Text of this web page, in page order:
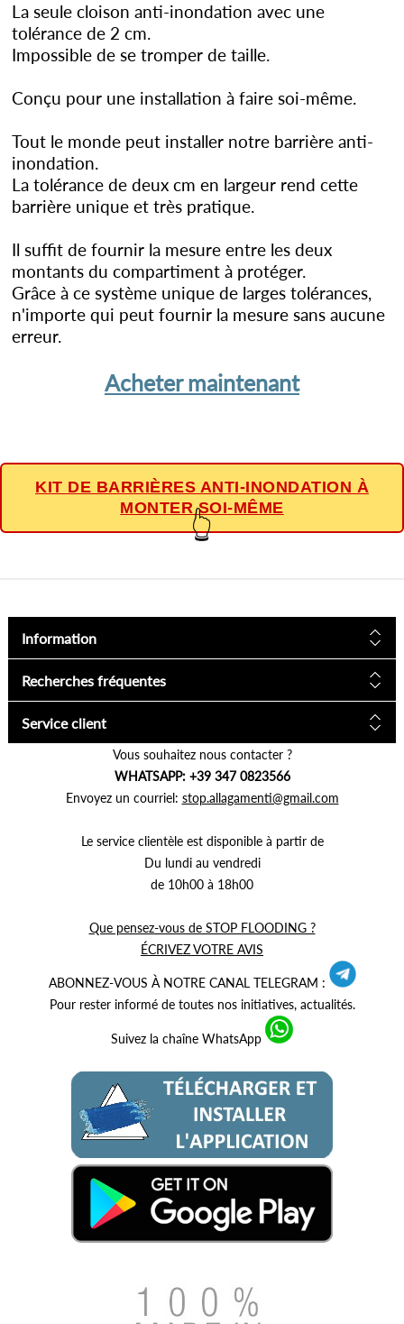
La seule cloison anti-inondation avec une
tolérance de 2 cm.
Impossible de se tromper de taille.
Conçu pour une installation à faire soi-même.
Tout le monde peut installer notre barrière anti-
inondation.
La tolérance de deux cm en largeur rend cette
barrière unique et très pratique.
Il suffit de fournir la mesure entre les deux
montants du compartiment à protéger.
Grâce à ce système unique de larges tolérances,
n'importe qui peut fournir la mesure sans aucune
erreur.
Acheter maintenant
KIT DE BARRIÈRES ANTI-INONDATION À
MONTER SOI-MÊME
👆
Information
Recherches fréquentes
Service client
Vous souhaitez nous contacter ?
WHATSAPP: +39 347 0823566
Envoyez un courriel: stop.allagamenti@gmail.com
Le service clientèle est disponible à partir de
Du lundi au vendredi
de 10h00 à 18h00
Que pensez-vous de STOP FLOODING ?
ÉCRIVEZ VOTRE AVIS
ABONNEZ-VOUS À NOTRE CANAL TELEGRAM :
Pour rester informé de toutes nos initiatives, actualités.
Suivez la chaîne WhatsApp